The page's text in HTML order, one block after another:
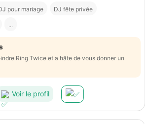
pour mariage DJ fête privée
...
Ring Twice et a hâte de vous donner un
Voir le profil